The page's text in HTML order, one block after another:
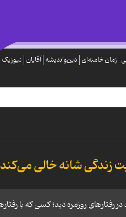
زمان خامنه‌ای دین‌واندیشه آقایان نیوزیک
زندگی شانه خالی
روزمره دید؛ کسی که با